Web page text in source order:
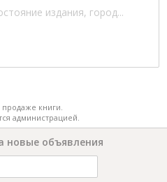
книги.
администрацией.
новые объявления